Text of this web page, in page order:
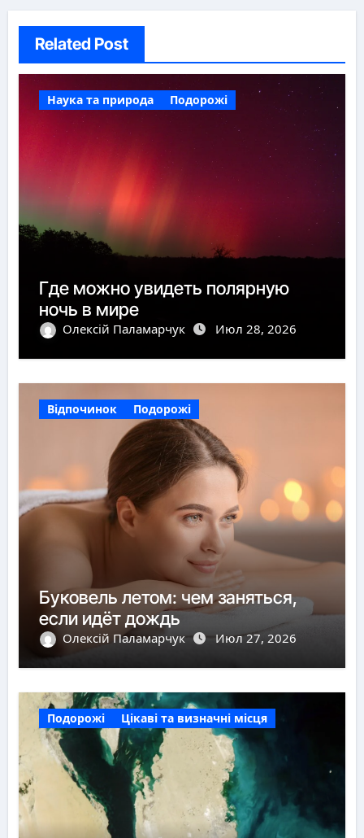
Related Post
Наука та природа Подорожі
Где можно увидеть полярную
ночь в мире
Олексій Паламарчук Июл 28, 2026
Відпочинок Подорожі
Буковель летом: чем заняться,
если идёт дождь
Олексій Паламарчук Июл 27, 2026
Подорожі Цікаві та визначні місця